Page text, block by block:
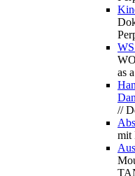
as
//
mit